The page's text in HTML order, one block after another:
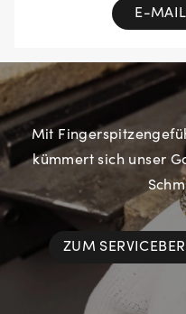
E-MAIL
Mit
kümmert sich unser
ZUM